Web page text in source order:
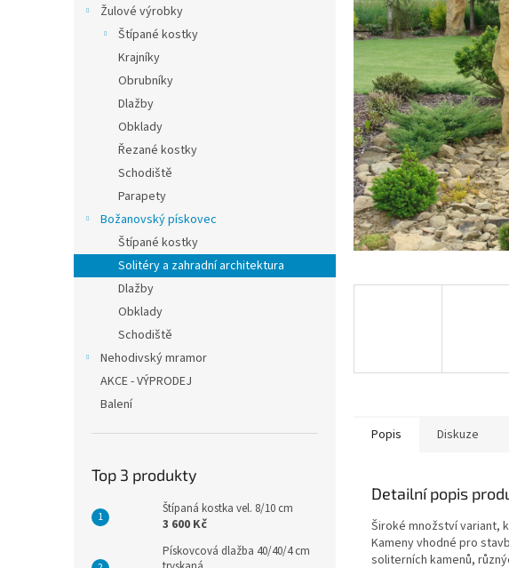
Žulové výrobky
Štípané kostky
Krajníky
Obrubníky
Dlažby
Obklady
Řezané kostky
Schodiště
Parapety
Božanovský pískovec
Štípané kostky
Solitéry a zahradní architektura
Dlažby
Obklady
Schodiště
Nehodivský mramor
AKCE - VÝPRODEJ
Balení
Top 3 produkty
Štípaná kostka vel. 8/10 cm
3 600 Kč
Pískovcová dlažba 40/40/4 cm
Popis Diskuze
Detailní popis
Široké množství variant,
Kameny vhodné pro
soliterních kamenů,